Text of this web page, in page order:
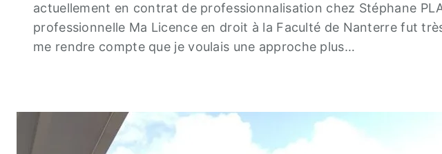
actuellement en contrat de professionnalisation chez Stéphane
professionnelle Ma Licence en droit à la Faculté de Nanterre fut
me rendre compte que je voulais une approche plus…